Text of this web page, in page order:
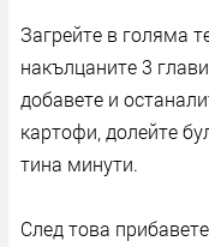
Загрейте в голяма
накълцаните 3
добавете и
картофи, долейте
тина минути.
След това